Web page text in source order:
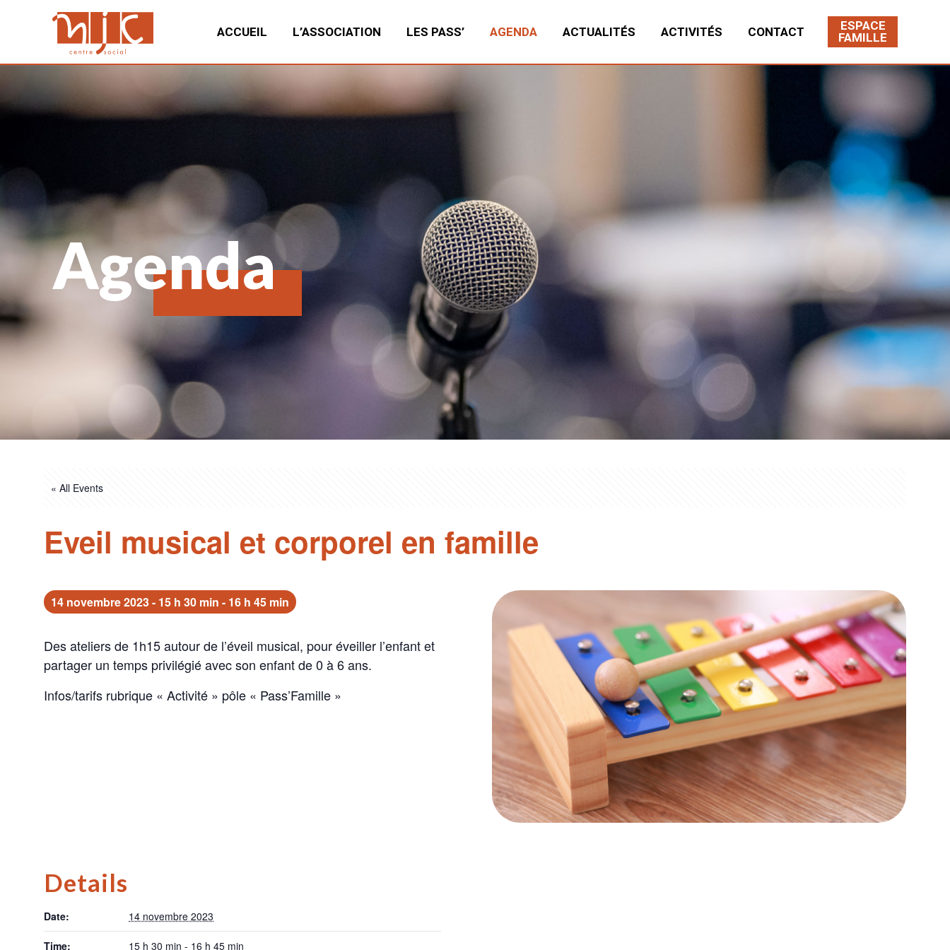
ACCUEIL L’ASSOCIATION LES PASS’ AGENDA ACTUALITÉS ACTIVITÉS CONTACT
ESPACE
FAMILLE
Agenda
« All Events
Eveil musical et corporel en famille
14 novembre 2023 - 15 h 30 min - 16 h 45 min
Des ateliers de 1h15 autour de l’éveil musical, pour éveiller l’enfant et
partager un temps privilégié avec son enfant de 0 à 6 ans.
Infos/tarifs rubrique « Activité » pôle « Pass’Famille »
Details
Date: 14 novembre 2023
Time: 15 h 30 min - 16 h 45 min